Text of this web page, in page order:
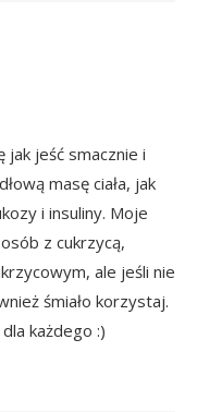
jak jeść smacznie i
masę ciała, jak
i insuliny. Moje
z cukrzycą,
ale jeśli nie
śmiało korzystaj.
każdego :)